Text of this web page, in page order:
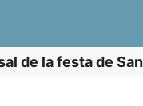
de la festa de